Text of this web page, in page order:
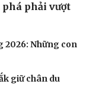
tình yêu
phải vượt
2026: Những con
giữ chân du